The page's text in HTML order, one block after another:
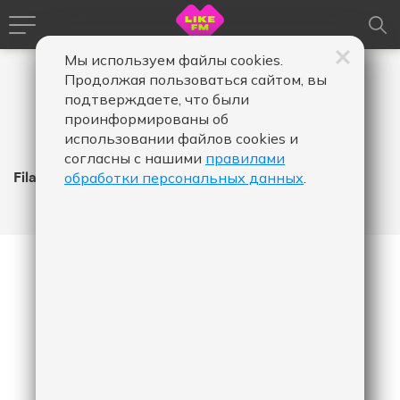
Filatov & Karas
Мы используем файлы cookies.
Продолжая пользоваться сайтом, вы
подтверждаете, что были
проинформированы об
использовании файлов cookies и
согласны с нашими правилами
обработки персональных данных.